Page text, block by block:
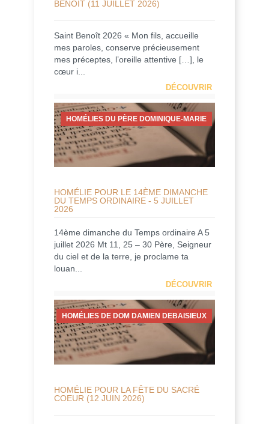
BENOÎT (11 JUILLET 2026)
Saint Benoît 2026 « Mon fils, accueille
mes paroles, conserve précieusement
mes préceptes, l’oreille attentive […], le
cœur i...
DÉCOUVRIR
HOMÉLIES DU PÈRE DOMINIQUE-MARIE
HOMÉLIE POUR LE 14ÈME DIMANCHE
DU TEMPS ORDINAIRE - 5 JUILLET
2026
14ème dimanche du Temps ordinaire A 5
juillet 2026 Mt 11, 25 – 30 Père, Seigneur
du ciel et de la terre, je proclame ta
louan...
DÉCOUVRIR
HOMÉLIES DE DOM DAMIEN DEBAISIEUX
HOMÉLIE POUR LA FÊTE DU SACRÉ
COEUR (12 JUIN 2026)